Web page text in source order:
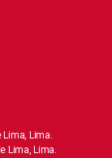
Lima, Lima.
Lima, Lima.